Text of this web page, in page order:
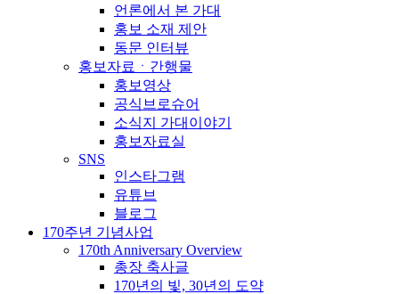
언론에서 본 가대
홍보 소재 제안
동문 인터뷰
홍보자료ㆍ간행물
홍보영상
공식브로슈어
소식지 가대이야기
홍보자료실
SNS
인스타그램
유튜브
블로그
170주년 기념사업
170th Anniversary Overview
총장 축사글
170년의 빛, 30년의 도약